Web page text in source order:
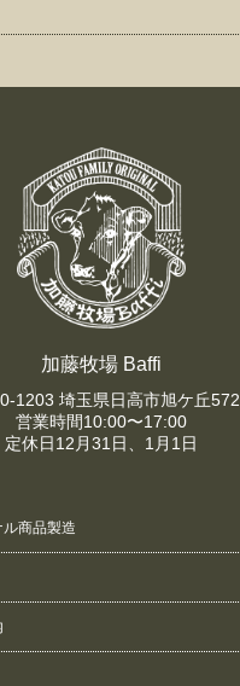
加藤牧場 Baffi
1203 埼玉県日高市旭ケ丘572
営業時間10:00〜17:00
定休日12月31日、1月1日
ル商品製造